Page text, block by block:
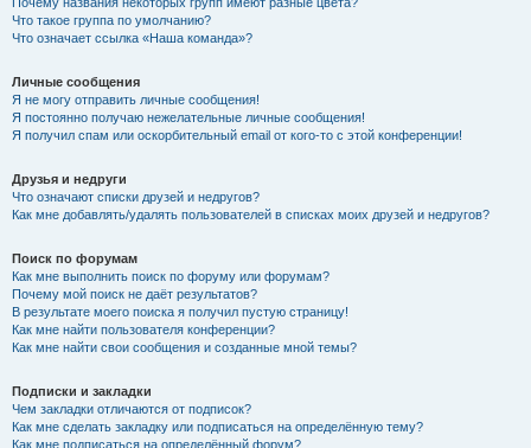
Что такое группа по умолчанию?
Что означает ссылка «Наша команда»?
Личные сообщения
Я не могу отправить личные сообщения!
Я постоянно получаю нежелательные личные сообщения!
Я получил спам или оскорбительный email от кого-то с этой конференции!
Друзья и недруги
Что означают списки друзей и недругов?
Как мне добавлять/удалять пользователей в списках моих друзей и недругов?
Поиск по форумам
Как мне выполнить поиск по форуму или форумам?
Почему мой поиск не даёт результатов?
В результате моего поиска я получил пустую страницу!
Как мне найти пользователя конференции?
Как мне найти свои сообщения и созданные мной темы?
Подписки и закладки
Чем закладки отличаются от подписок?
Как мне сделать закладку или подписаться на определённую тему?
Как мне подписаться на определённый форум?